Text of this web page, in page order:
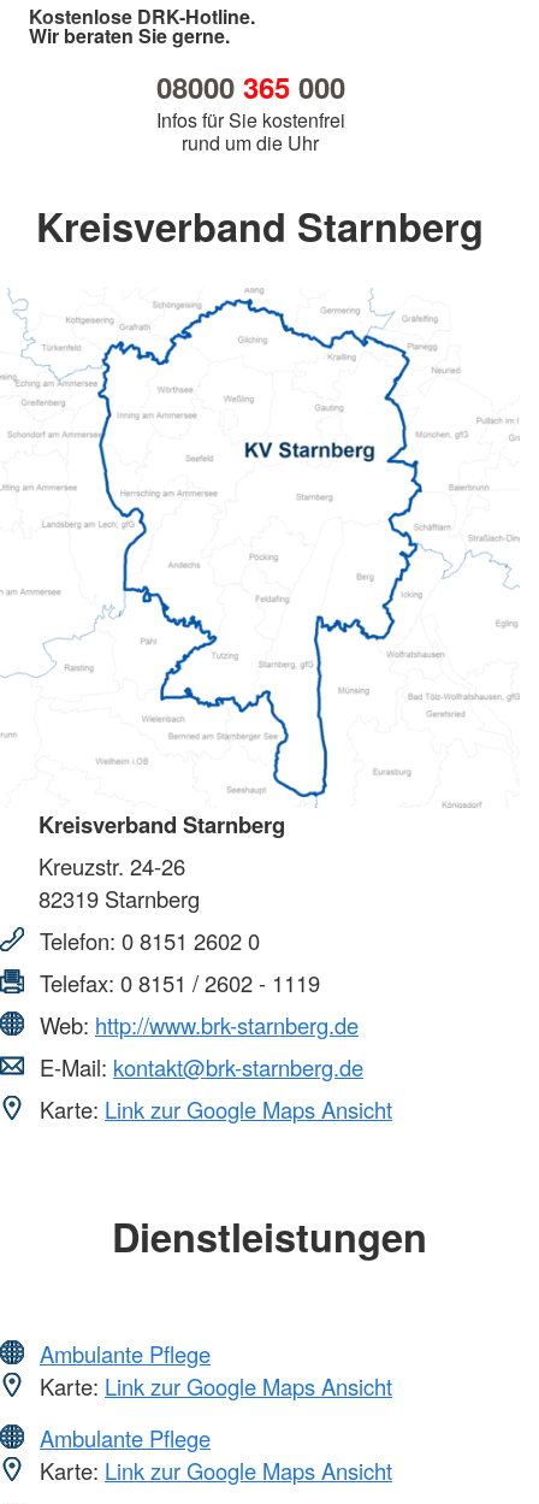
Kostenlose DRK-Hotline.
Wir beraten Sie gerne.
08000 365000
Infos für Sie kostenfrei
rund um die Uhr
Kreisverband Starnberg
Kreisverband Starnberg
Kreuzstr. 24-26
82319 Starnberg
Telefon: 0 8151 2602 0
Telefax: 0 8151 / 2602 - 1119
Web: http://www.brk-starnberg.de
E-Mail: kontakt@brk-starnberg.de
Karte: Link zur Google Maps Ansicht
Dienstleistungen
Ambulante Pflege
Karte: Link zur Google Maps Ansicht
Ambulante Pflege
Karte: Link zur Google Maps Ansicht